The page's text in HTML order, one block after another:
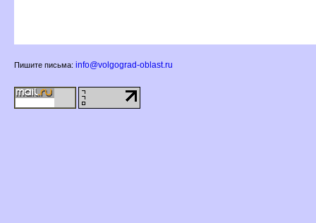
Пишите письма: info@volgograd-oblast.ru